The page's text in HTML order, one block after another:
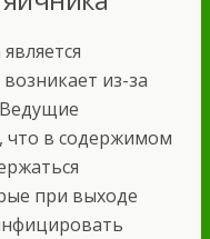
из-за
Ведущие
что в содержимом
при выходе